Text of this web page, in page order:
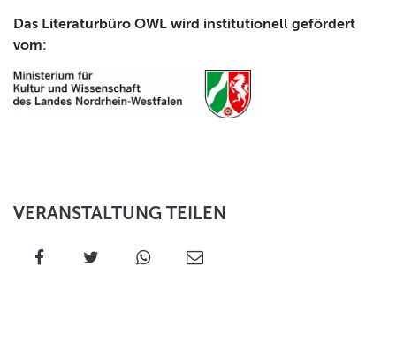
Das Literaturbüro OWL wird institutionell gefördert
vom:
VERANSTALTUNG TEILEN